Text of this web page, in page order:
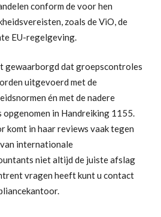
conform de voor hen
zoals de ViO, de
EU-regelgeving.
gewaarborgd dat groepscontroles
uitgevoerd met de
én met de nadere
in Handreiking 1155.
komt in haar reviews vaak tegen
internationale
niet altijd de juiste afslag
vragen heeft kunt u contact